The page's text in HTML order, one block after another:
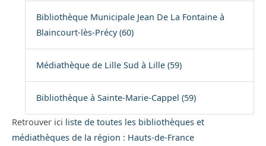
Bibliothèque Municipale Jean De La Fontaine à
Blaincourt-lès-Précy (60)
Médiathèque de Lille Sud à Lille (59)
Bibliothèque à Sainte-Marie-Cappel (59)
Retrouver ici liste de toutes les bibliothèques et
médiathèques de la région : Hauts-de-France